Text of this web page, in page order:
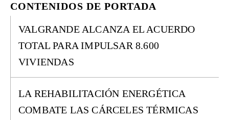
CONTENIDOS DE PORTADA
VALGRANDE ALCANZA EL ACUERDO
TOTAL PARA IMPULSAR 8.600
VIVIENDAS
LA REHABILITACIÓN ENERGÉTICA
COMBATE LAS CÁRCELES TÉRMICAS